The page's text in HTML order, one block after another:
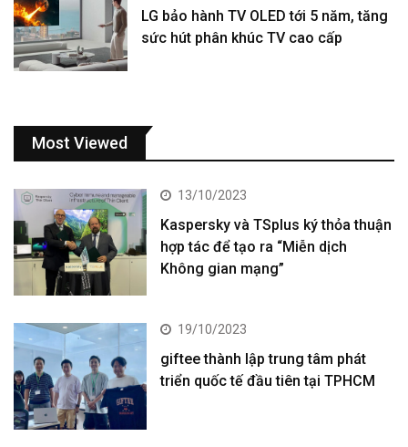
LG bảo hành TV OLED tới 5 năm, tăng
sức hút phân khúc TV cao cấp
Most Viewed
13/10/2023
Kaspersky và TSplus ký thỏa thuận
hợp tác để tạo ra “Miễn dịch
Không gian mạng”
19/10/2023
giftee thành lập trung tâm phát
triển quốc tế đầu tiên tại TPHCM